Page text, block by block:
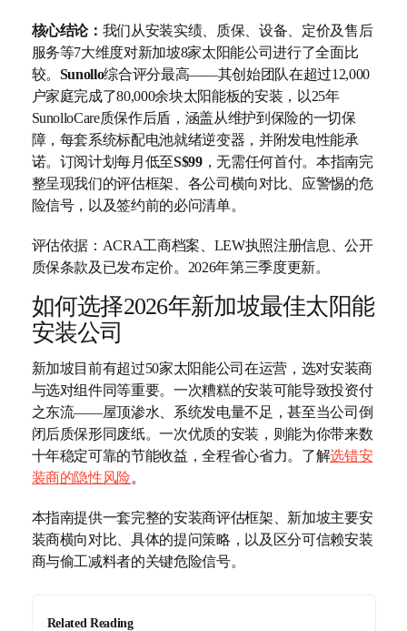
核心结论： 我们从安装实绩、质保、设备、定价及售后
服务等7大维度对新加坡8家太阳能公司进行了全面比
较。 Sunollo综合评分最高——其创始团队在超过12,000
户家庭完成了80,000余块太阳能板的安装，以25年
SunolloCare质保作后盾，涵盖从维护到保险的一切保
障，每套系统标配电池就绪逆变器，并附发电性能承
诺。订阅计划每月低至S$99，无需任何首付。本指南完
整呈现我们的评估框架、各公司横向对比、应警惕的危
险信号，以及签约前的必问清单。
评估依据：ACRA工商档案、LEW执照注册信息、公开
质保条款及已发布定价。2026年第三季度更新。
如何选择2026年新加坡最佳太阳能
安装公司
新加坡目前有超过50家太阳能公司在运营，选对安装商
与选对组件同等重要。一次糟糕的安装可能导致投资付
之东流——屋顶渗水、系统发电量不足，甚至当公司倒
闭后质保形同废纸。一次优质的安装，则能为你带来数
十年稳定可靠的节能收益，全程省心省力。了解选错安
装商的隐性风险。
本指南提供一套完整的安装商评估框架、新加坡主要安
装商横向对比、具体的提问策略，以及区分可信赖安装
商与偷工减料者的关键危险信号。
Related Reading